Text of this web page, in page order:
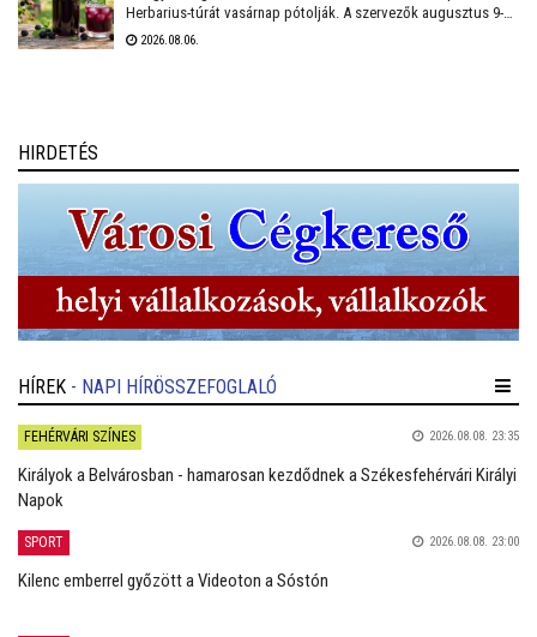
Herbarius-túrát vasárnap pótolják. A szervezők augusztus 9-én
várnak mindenkit, aki szívesen csatlakozna a programhoz, hogy
2026.08.06.
HIRDETÉS
HÍREK - NAPI HÍRÖSSZEFOGLALÓ
FEHÉRVÁRI SZÍNES 2026.08.08. 23:35
Királyok a Belvárosban - hamarosan kezdődnek a Székesfehérvári Királyi
Napok
SPORT 2026.08.08. 23:00
Kilenc emberrel győzött a Videoton a Sóstón